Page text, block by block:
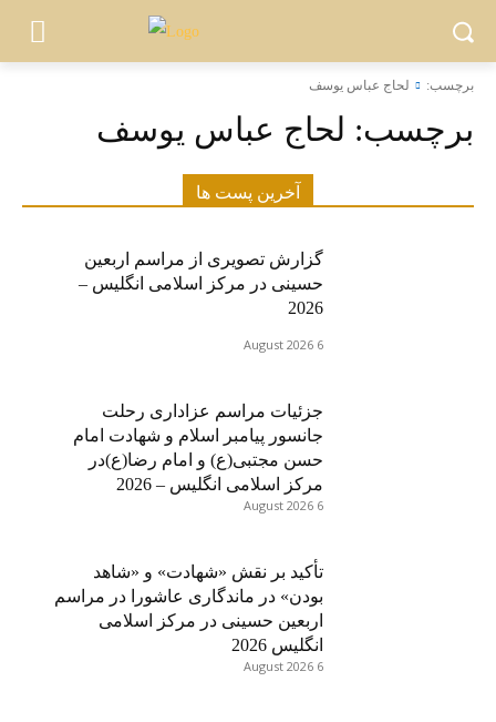
برچسب: لحاج عباس یوسف
برچسب: لحاج عباس یوسف
آخرین پست ها
گزارش تصویری از مراسم اربعین
حسینی در مرکز اسلامی انگلیس –
2026
6 August 2026
جزئیات مراسم عزاداری رحلت
جانسور پیامبر اسلام و شهادت امام
حسن مجتبی(ع) و امام رضا(ع)در
مرکز اسلامی انگلیس – 2026
6 August 2026
تأکید بر نقش «شهادت» و «شاهد
بودن» در ماندگاری عاشورا در مراسم
اربعین حسینی در مرکز اسلامی
انگلیس 2026
6 August 2026